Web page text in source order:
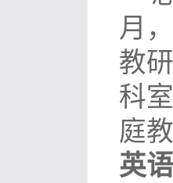
月
教
科
庭
英